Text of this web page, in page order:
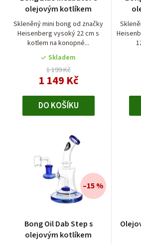
olejovým kotlíkem
Skleněný mini bong od značky
Heisenberg vysoký 22 cm s
kotlem na konopné...
Skladem
1 199 Kč
1 149 Kč
DO KOŠÍKU
Bong Oil Dab Step s
olejovým kotlíkem
–15 %